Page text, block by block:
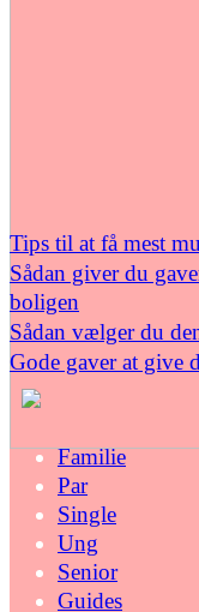
Tips til at få mest
Sådan giver du
boligen
Sådan vælger du
Gode gaver at give
Familie
Par
Single
Ung
Senior
Guides